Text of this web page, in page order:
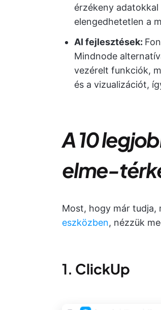
érzékeny
elengedhetetlen a
AI fejlesztések:
Mindnode
vezérelt funkciók,
és a vizualizációt,
A 10
elme-
Most, hogy már tudja,
eszközben, nézzük
1. ClickUp